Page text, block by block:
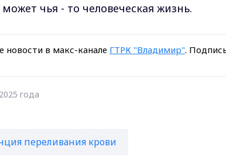
чья - то человеческая жизнь.
новости в макс-канале ГТРК "Владимир".
года
переливания крови